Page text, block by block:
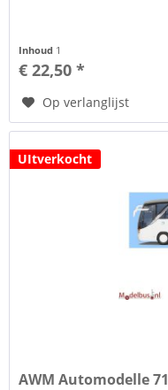
Inhoud 1
€ 22,50 *
Op verlanglijst
UItverkocht
AWM Automodelle